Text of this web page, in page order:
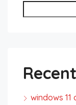
windows